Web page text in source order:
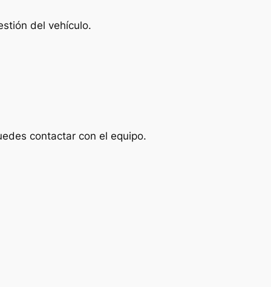
del vehículo.
contactar con el equipo.